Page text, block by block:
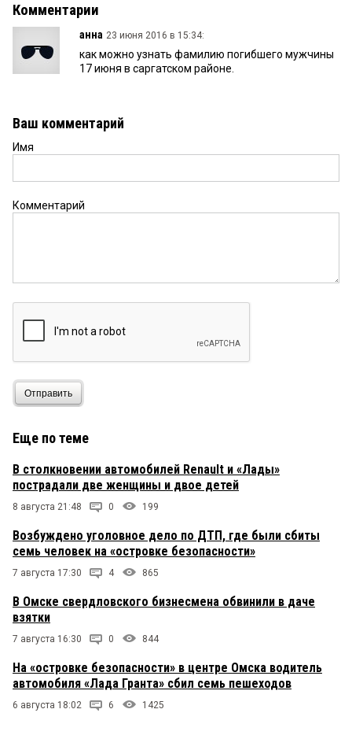
Комментарии
анна 23 июня 2016 в 15:34:
как можно узнать фамилию погибшего мужчины
17 июня в саргатском районе.
Ваш комментарий
Имя
Комментарий
Отправить
Еще по теме
В столкновении автомобилей Renault и «Лады»
пострадали две женщины и двое детей
8 августа 21:48 0 199
Возбуждено уголовное дело по ДТП, где были сбиты
семь человек на «островке безопасности»
7 августа 17:30 4 865
В Омске свердловского бизнесмена обвинили в даче
взятки
7 августа 16:30 0 844
На «островке безопасности» в центре Омска водитель
автомобиля «Лада Гранта» сбил семь пешеходов
6 августа 18:02 6 1425